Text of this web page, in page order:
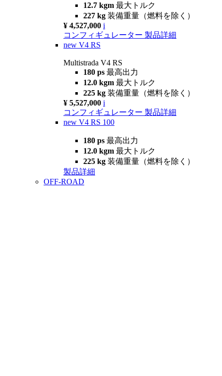
12.7 kgm 最大トルク
227 kg 装備重量（燃料を除く）
¥ 4,527,000 i
コンフィギュレーター 製品詳細
new V4 RS
Multistrada V4 RS
180 ps 最高出力
12.0 kgm 最大トルク
225 kg 装備重量（燃料を除く）
¥ 5,527,000 i
コンフィギュレーター 製品詳細
new V4 RS 100
180 ps 最高出力
12.0 kgm 最大トルク
225 kg 装備重量（燃料を除く）
製品詳細
OFF-ROAD